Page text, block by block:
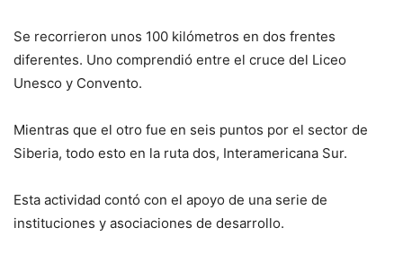
Se recorrieron unos 100 kilómetros en dos frentes
diferentes. Uno comprendió entre el cruce del Liceo
Unesco y Convento.
Mientras que el otro fue en seis puntos por el sector de
Siberia, todo esto en la ruta dos, Interamericana Sur.
Esta actividad contó con el apoyo de una serie de
instituciones y asociaciones de desarrollo.